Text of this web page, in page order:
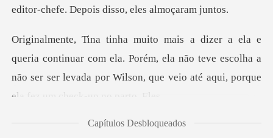
editor-chefe.
uar com ela. Porém, ela não teve escolha a
não ser ser levada por
Capítulos Desbloqueados